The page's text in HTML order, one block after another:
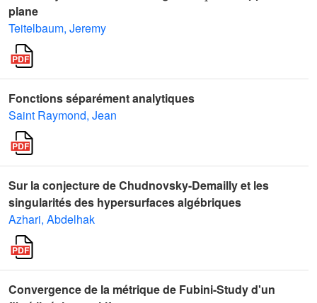
plane
Teitelbaum, Jeremy
Fonctions séparément analytiques
Saint Raymond, Jean
Sur la conjecture de Chudnovsky-Demailly et les
singularités des hypersurfaces algébriques
Azhari, Abdelhak
Convergence de la métrique de Fubini-Study d'un